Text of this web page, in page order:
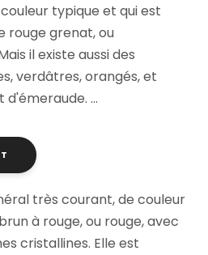
typique et qui est
rouge grenat, ou
il existe aussi des
verdâtres, orangés, et
...
très courant, de couleur
à rouge, ou rouge, avec
cristallines. Elle est